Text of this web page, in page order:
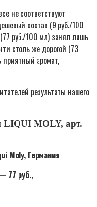
не соответствуют
состав (9 руб./100
руб./100 мл) занял лишь
столь же дорогой (73
приятный аромат,
результаты нашего
LIQUI MOLY, арт.
Moly, Германия
77 руб.,